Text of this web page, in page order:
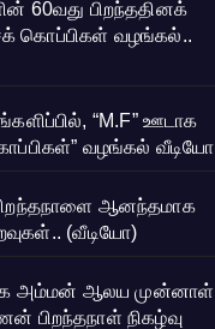
60வது பிறந்ததினக்
கொப்பிகள் வழங்கல்..
“M.F” ஊடாக
வழங்கல் வீடியோ
ஆனந்தமாக
(வீடியோ)
அம்மன் ஆலய முன்னாள்
பிறந்தநாள் நிகழ்வு